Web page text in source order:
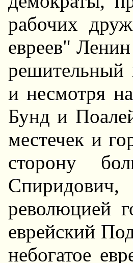
рабочих
евреев"
решительный
и несмотря
Бунд и
местечек и
сторону
революцией
еврейский
небогатое